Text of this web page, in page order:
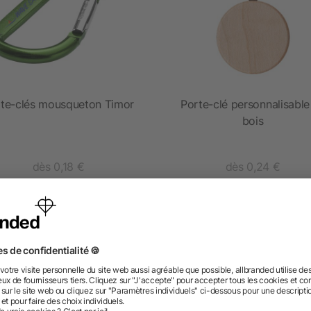
clés mousqueton Timor
dès 0,18 €
Porte-clé personnalisable
bois
dès 0,24 €
des questions ? Nous avons les